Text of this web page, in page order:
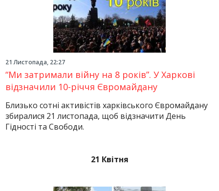
21 Листопада, 22:27
“Ми затримали війну на 8 років”. У Харкові
відзначили 10-річчя Євромайдану
Близько сотні активістів харківського Євромайдану
збиралися 21 листопада, щоб відзначити День
Гідності та Свободи.
21 Квітня